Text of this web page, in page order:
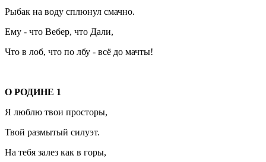
Рыбак на воду сплюнул смачно.
Ему - что Вебер, что Дали,
Что в лоб, что по лбу - всё до мачты!
О РОДИНЕ 1
Я люблю твои просторы,
Твой размытый силуэт.
На тебя залез как в горы,